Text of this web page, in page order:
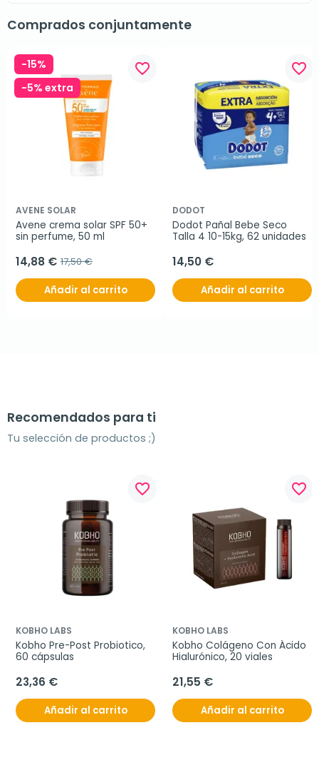
Comprados conjuntamente
-15%
-5% extra
favorite_border
AVENE SOLAR
Avene crema solar SPF 50+
sin perfume, 50 ml
14,88 € 17,50 €
Añadir al carrito
favorite_border
DODOT
Dodot Pañal Bebe Seco
Talla 4 10-15kg, 62 unidades
14,50 €
Añadir al carrito
Recomendados para ti
Tu selección de productos ;)
favorite_border
KOBHO LABS
Kobho Pre-Post Probiotico,
60 cápsulas
23,36 €
Añadir al carrito
favorite_border
KOBHO LABS
Kobho Colágeno Con Ácido
Hialurónico, 20 viales
21,55 €
Añadir al carrito